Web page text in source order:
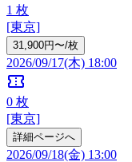
1 枚
[東京]
31,900円〜/枚
2026/09/17(木) 18:00
confirmation_number
0 枚
[東京]
詳細ページへ
2026/09/18(金) 13:00